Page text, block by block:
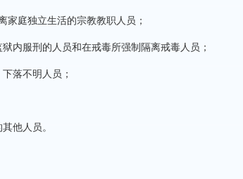
家庭独立生活的宗教教职人员；
内服刑的人员和在戒毒所强制隔离戒毒人员；
落不明人员；
他人员。